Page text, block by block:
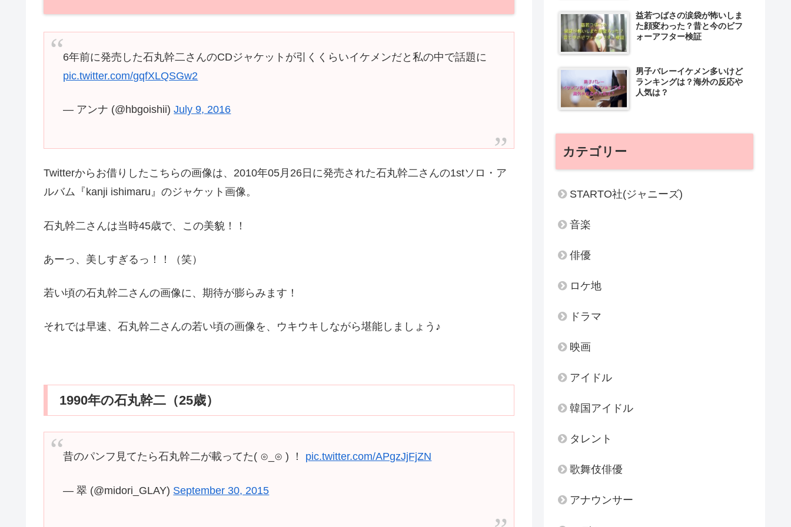
6年前に発売した石丸幹二さんのCDジャケットが引くくらいイケメンだと私の中で話題に
pic.twitter.com/gqfXLQSGw2
— アンナ (@hbgoishii)July 9, 2016
Twitterからお借りしたこちらの画像は、2010年05月26日に発売された石丸幹二さんの1stソロ・ア
ルバム『kanji ishimaru』のジャケット画像。
石丸幹二さんは当時45歳で、この美貌！！
あーっ、美しすぎるっ！！（笑）
若い頃の石丸幹二さんの画像に、期待が膨らみます！
それでは早速、石丸幹二さんの若い頃の画像を、ウキウキしながら堪能しましょう♪
1990年の石丸幹二（25歳）
昔のパンフ見てたら石丸幹二が載ってた( ⊙_⊙ ) ！ pic.twitter.com/APgzJjFjZN
— 翠 (@midori_GLAY) September 30, 2015
益若つばさの涙袋が怖いしま
た顔変わった？昔と今のビフ
ォーアフター検証
男子バレーイケメン多いけど
ランキングは？海外の反応や
人気は？
カテゴリー
STARTO社(ジャニーズ)
音楽
俳優
ロケ地
ドラマ
映画
アイドル
韓国アイドル
タレント
歌舞伎俳優
アナウンサー